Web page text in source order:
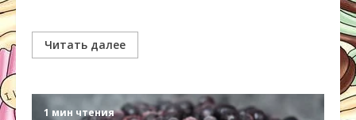
Читать далее
1 мин чтения